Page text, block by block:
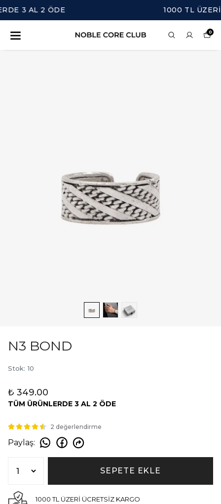
1000 TL ÜZERİ ÜCRETSİZ KARGO
0
N3 BOND
Stok: 10
₺ 349.00
TÜM ÜRÜNLERDE 3 AL 2 ÖDE
2 değerlendirme
Paylaş:
SEPETE EKLE
1000 TL ÜZERİ ÜCRETSİZ KARGO